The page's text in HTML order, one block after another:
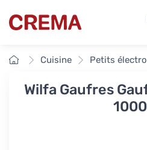
Crema
AccueilCuisine Petits
Wilfa Gaufres